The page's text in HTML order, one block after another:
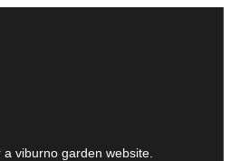
viburno garden website.